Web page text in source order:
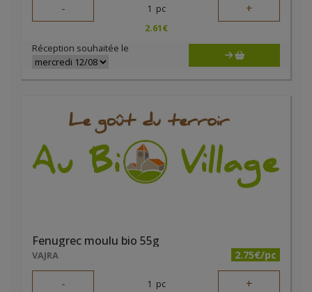
- 1 pc +
2.61€
Réception souhaitée le
Fenugrec moulu bio 55g
VAJRA 2.75€/pc
- 1 pc +